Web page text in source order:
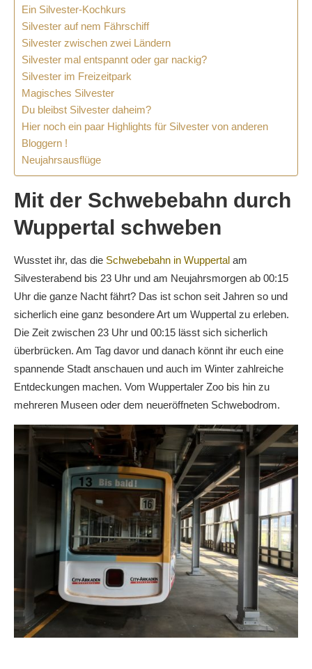
Ein Silvester-Kochkurs
Silvester auf nem Fährschiff
Silvester zwischen zwei Ländern
Silvester mal entspannt oder gar nackig?
Silvester im Freizeitpark
Magisches Silvester
Du bleibst Silvester daheim?
Hier noch ein paar Highlights für Silvester von anderen
Bloggern !
Neujahrsausflüge
Mit der Schwebebahn durch
Wuppertal schweben
Wusstet ihr, das die Schwebebahn in Wuppertal am
Silvesterabend bis 23 Uhr und am Neujahrsmorgen ab 00:15
Uhr die ganze Nacht fährt? Das ist schon seit Jahren so und
sicherlich eine ganz besondere Art um Wuppertal zu erleben.
Die Zeit zwischen 23 Uhr und 00:15 lässt sich sicherlich
überbrücken. Am Tag davor und danach könnt ihr euch eine
spannende Stadt anschauen und auch im Winter zahlreiche
Entdeckungen machen. Vom Wuppertaler Zoo bis hin zu
mehreren Museen oder dem neueröffneten Schwebodrom.